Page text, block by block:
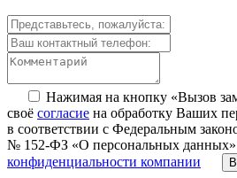
Нажимая на кнопку «Вызов
своё согласие на обработку Ваших
в соответствии с Федеральным
№ 152-ФЗ «О персональных
конфиденциальности компании